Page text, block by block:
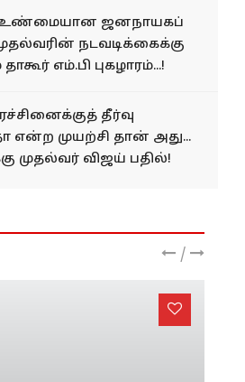
உண்மையான ஜனநாயகப்
நடவடிக்கைக்கு
எம்.பி புகழாரம்...!
தீர்வு
என்ற முயற்சி தான் அது...
முதல்வர் விஜய் பதில்!
/